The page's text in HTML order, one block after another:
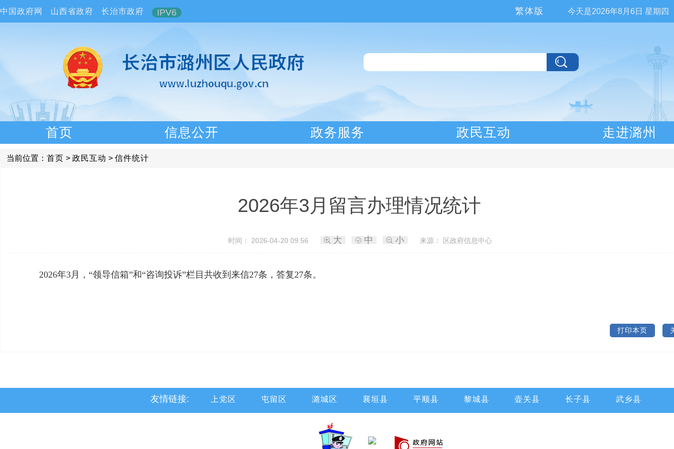
中国政府网 山西省政府 长治市政府 IPV6 今天是2026年8月6日 星期四
繁体版
首页 信息公开 政务服务 政民互动 走进潞州
当前位置： 首页 > 政民互动 > 信件统计
2026年3月留言办理情况统计
时间： 2026-04-20 09:56 大 中 小 来源： 区政府信息中心
2026年3月，“领导信箱”和“咨询投诉”栏目共收到来信27条，答复27条。
打印本页
友情链接: 上党区 屯留区 潞城区 襄垣县 平顺县 黎城县 壶关县 长子县 武乡县